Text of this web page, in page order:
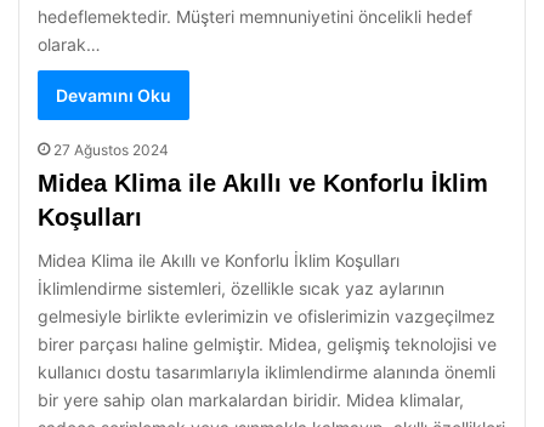
hedeflemektedir. Müşteri memnuniyetini öncelikli hedef
olarak…
Devamını Oku
27 Ağustos 2024
Midea Klima ile Akıllı ve Konforlu İklim
Koşulları
Midea Klima ile Akıllı ve Konforlu İklim Koşulları
İklimlendirme sistemleri, özellikle sıcak yaz aylarının
gelmesiyle birlikte evlerimizin ve ofislerimizin vazgeçilmez
birer parçası haline gelmiştir. Midea, gelişmiş teknolojisi ve
kullanıcı dostu tasarımlarıyla iklimlendirme alanında önemli
bir yere sahip olan markalardan biridir. Midea klimalar,